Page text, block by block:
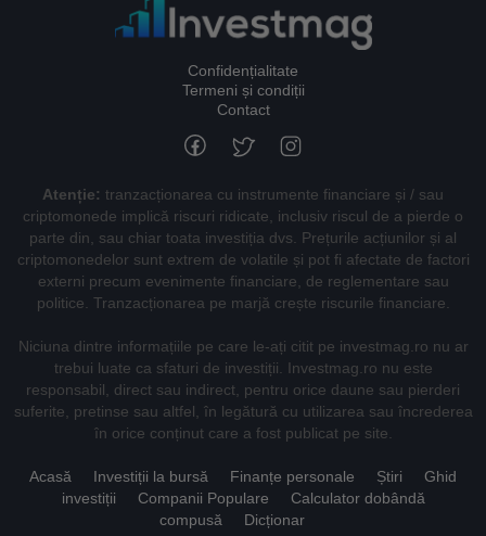
Confidențialitate
Termeni și condiții
Contact
Atenție: tranzacționarea cu instrumente financiare și / sau
criptomonede implică riscuri ridicate, inclusiv riscul de a pierde o
parte din, sau chiar toata investiția dvs. Prețurile acțiunilor și al
criptomonedelor sunt extrem de volatile și pot fi afectate de factori
externi precum evenimente financiare, de reglementare sau
politice. Tranzacționarea pe marjă crește riscurile financiare.
Niciuna dintre informațiile pe care le-ați citit pe investmag.ro nu ar
trebui luate ca sfaturi de investiții. Investmag.ro nu este
responsabil, direct sau indirect, pentru orice daune sau pierderi
suferite, pretinse sau altfel, în legătură cu utilizarea sau încrederea
în orice conținut care a fost publicat pe site.
Acasă Investiții la bursă Finanțe personale Știri
Ghid
investiții
Companii Populare
Calculator dobândă
compusă
Dicționar